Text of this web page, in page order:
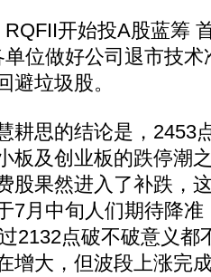
开始投A股蓝筹
位做好公司退市技
避垃圾股。
思的结论是，2453
板及创业板的跌停潮
股果然进入了补跌，
7月中旬人们期待降
2132点破不破意义都
增大，但波段上涨完